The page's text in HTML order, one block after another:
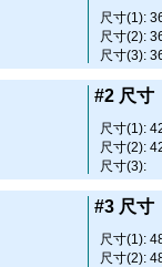
尺寸(1):
尺寸(2):
尺寸(3):
#2 尺寸
尺寸(1):
尺寸(2):
尺寸(3):
#3 尺寸
尺寸(1):
尺寸(2):